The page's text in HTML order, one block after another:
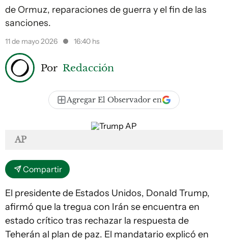
de Ormuz, reparaciones de guerra y el fin de las
sanciones.
11 de mayo 2026 16:40 hs
Por Redacción
Agregar El Observador en
AP
Compartir
El presidente de Estados Unidos, Donald Trump,
afirmó que la tregua con Irán se encuentra en
estado crítico tras rechazar la respuesta de
Teherán al plan de paz. El mandatario explicó en